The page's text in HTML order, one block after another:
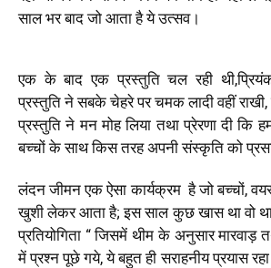
साल भर बाद जो आता है ये उत्सव।
एक के बाद एक प्रस्तुति चल रही
प्रस्तुति ने सबके चेहरे पर चमक लादी वहीं
प्रस्तुति ने मन मोह लिया तथा प्रेरणा दी कि
बच्चों के साथ किस तरह अपनी संस्कृति को
लंदन जीमन एक ऐसा कार्यक्रम है जो बच्चों,
खुशी लेकर आता है; इस साल कुछ खास था वो था”
प्रतियोगिता “ जिसमें थीम के अनुसार मारवाड़
में प्रश्न पूछे गये, ये बहुत ही सराहनीय प्रयास